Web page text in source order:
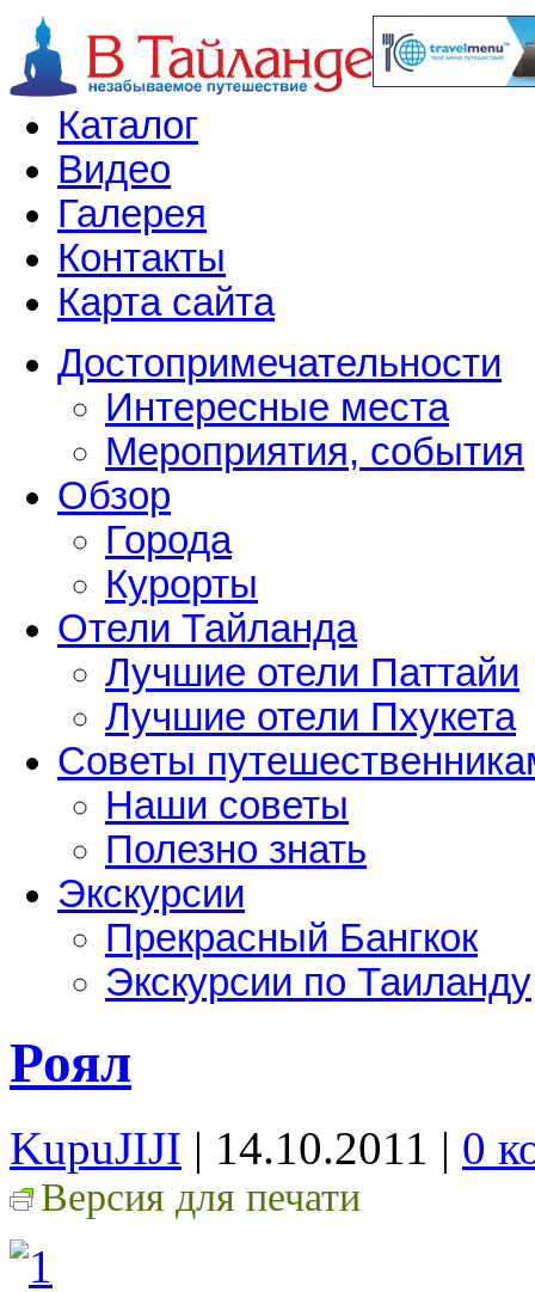
Каталог
Видео
Галерея
Контакты
Карта сайта
Достопримечательности
Интересные места
Мероприятия, события
Обзор
Города
Курорты
Отели Тайланда
Лучшие отели Паттайи
Лучшие отели Пхукета
Советы
Наши советы
Полезно знать
Экскурсии
Прекрасный Бангкок
Экскурсии по Таиланду
Роял
KupuJIJI | 14.10.2011 | 0
Версия для печати